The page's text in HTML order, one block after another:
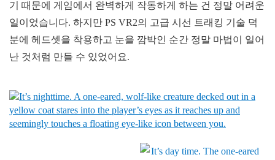
기 때문에 게임에서 완벽하게 작동하게 하는 건 정말 어려운
일이었습니다. 하지만 PS VR2의 고급 시선 트래킹 기술 덕
분에 헤드셋을 착용하고 눈을 깜박인 순간 정말 마법이 일어
난 것처럼 만들 수 있었어요.